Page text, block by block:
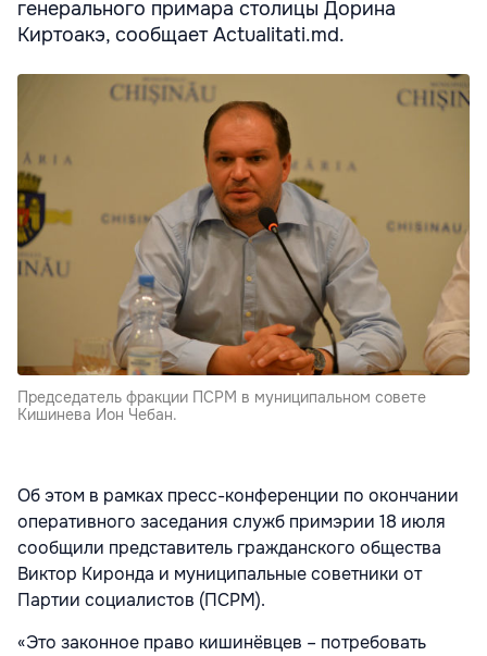
генерального примара столицы Дорина
Киртоакэ, сообщает Actualitati.md.
Председатель фракции ПСРМ в муниципальном совете
Кишинева Ион Чебан.
Об этом в рамках пресс-конференции по окончании
оперативного заседания служб примэрии 18 июля
сообщили представитель гражданского общества
Виктор Киронда и муниципальные советники от
Партии социалистов (ПСРМ).
«Это законное право кишинёвцев – потребовать